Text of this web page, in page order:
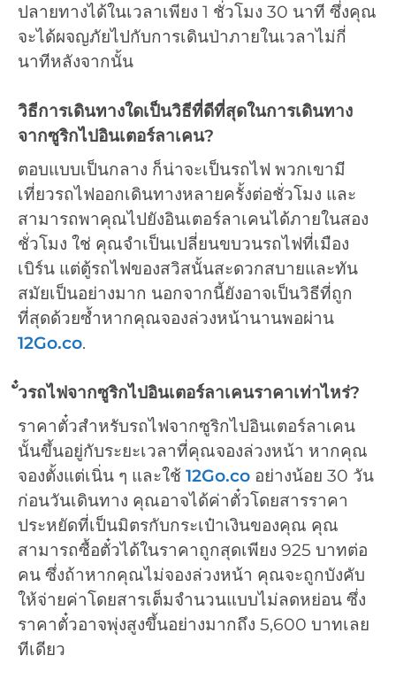
ปลายทางได้ในเวลาเพียง 1 ชั่วโมง 30 นาที ซึ่งคุณ
จะได้ผจญภัยไปกับการเดินป่าภายในเวลาไม่กี่
นาทีหลังจากนั้น
วิธีการเดินทางใดเป็นวิธีที่ดีที่สุดในการเดินทาง
จากซูริกไปอินเตอร์ลาเคน?
ตอบแบบเป็นกลาง ก็น่าจะเป็นรถไฟ พวกเขามี
เที่ยวรถไฟออกเดินทางหลายครั้งต่อชั่วโมง และ
สามารถพาคุณไปยังอินเตอร์ลาเคนได้ภายในสอง
ชั่วโมง ใช่ คุณจำเป็นเปลี่ยนขบวนรถไฟที่เมือง
เบิร์น แต่ตู้รถไฟของสวิสนั้นสะดวกสบายและทัน
สมัยเป็นอย่างมาก นอกจากนี้ยังอาจเป็นวิธีที่ถูก
ที่สุดด้วยซ้ำหากคุณจองล่วงหน้านานพอผ่าน
12Go.co.
ั๋วรถไฟจากซูริกไปอินเตอร์ลาเคนราคาเท่าไหร่?
ราคาตั๋วสำหรับรถไฟจากซูริกไปอินเตอร์ลาเคน
นั้นขึ้นอยู่กับระยะเวลาที่คุณจองล่วงหน้า หากคุณ
จองตั้งแต่เนิ่น ๆ และใช้ 12Go.co อย่างน้อย 30 วัน
ก่อนวันเดินทาง คุณอาจได้ค่าตั๋วโดยสารราคา
ประหยัดที่เป็นมิตรกับกระเป๋าเงินของคุณ คุณ
สามารถซื้อตั๋วได้ในราคาถูกสุดเพียง 925 บาทต่อ
คน ซึ่งถ้าหากคุณไม่จองล่วงหน้า คุณจะถูกบังคับ
ให้จ่ายค่าโดยสารเต็มจำนวนแบบไม่ลดหย่อน ซึ่ง
ราคาตั๋วอาจพุ่งสูงขึ้นอย่างมากถึง 5,600 บาทเลย
ทีเดียว